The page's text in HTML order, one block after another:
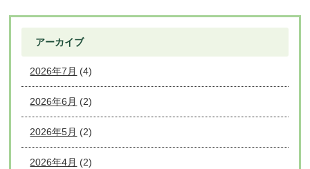
アーカイブ
2026年7月 (4)
2026年6月 (2)
2026年5月 (2)
2026年4月 (2)